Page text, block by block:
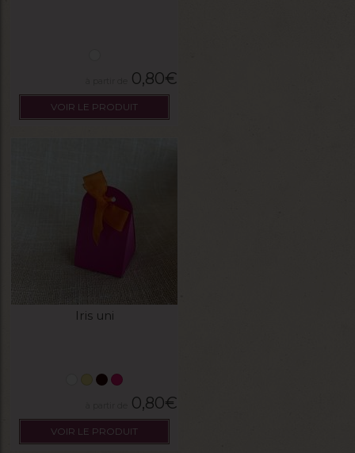
0,80€
VOIR LE PRODUIT
Iris uni
0,80€
VOIR LE PRODUIT